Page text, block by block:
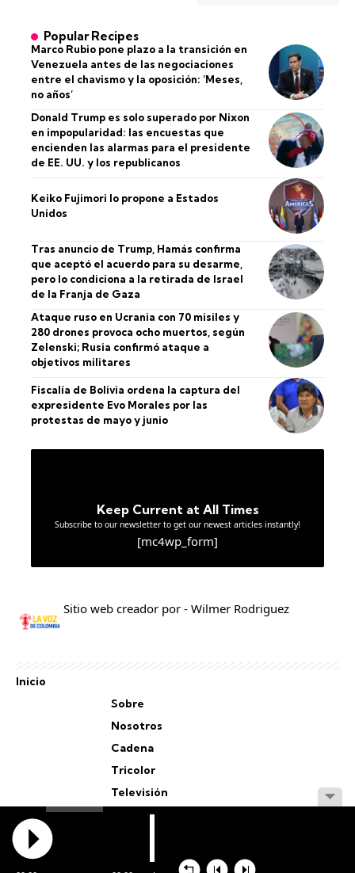
Popular Recipes
Marco Rubio pone plazo a la transición en
Venezuela antes de las negociaciones
entre el chavismo y la oposición: ‘Meses,
no años’
Donald Trump es solo superado por Nixon
en impopularidad: las encuestas que
encienden las alarmas para el presidente
de EE. UU. y los republicanos
Keiko Fujimori lo propone a Estados
Unidos
Tras anuncio de Trump, Hamás confirma
que aceptó el acuerdo para su desarme,
pero lo condiciona a la retirada de Israel
de la Franja de Gaza
Ataque ruso en Ucrania con 70 misiles y
280 drones provoca ocho muertos, según
Zelenski; Rusia confirmó ataque a
objetivos militares
Fiscalía de Bolivia ordena la captura del
expresidente Evo Morales por las
protestas de mayo y junio
Keep Current at All Times
Subscribe to our newsletter to get our newest articles instantly!
[mc4wp_form]
Sitio web creador por - Wilmer Rodriguez
Inicio
Sobre
Nosotros
Cadena
Tricolor
Televisión
Personal